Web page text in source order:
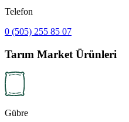
Telefon
0 (505) 255 85 07
Tarım Market Ürünleri
Gübre